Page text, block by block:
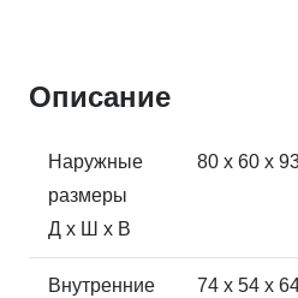
Описание
Наружные
размеры
Д x Ш x В
80 x 60 x
Внутренние
74 x 54 x